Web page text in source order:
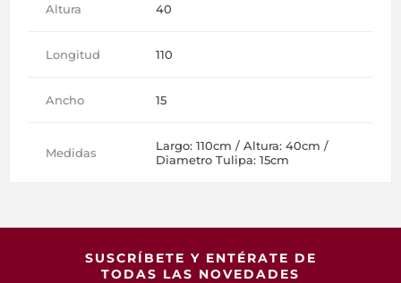
Altura 40
Longitud 110
Ancho 15
Medidas
Largo: 110cm / Altura: 40cm /
Diametro Tulipa: 15cm
SUSCRÍBETE Y ENTÉRATE DE
TODAS LAS NOVEDADES